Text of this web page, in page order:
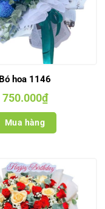
Bó hoa 1146
750.000₫
Mua hàng